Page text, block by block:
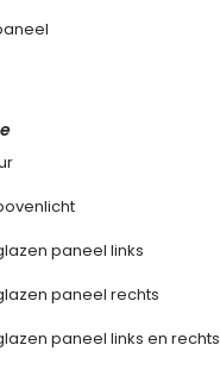
paneel links
paneel rechts
paneel links en rechts